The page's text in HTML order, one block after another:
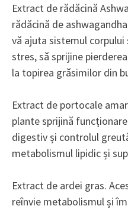
Extract de rădăcină
rădăcină de
vă ajuta sistemul
stres, să sprijine
la topirea grăsimilor din
Extract de portocale
plante sprijină
digestiv și controlul
metabolismul lipidic și
Extract de ardei gras.
reînvie metabolismul și